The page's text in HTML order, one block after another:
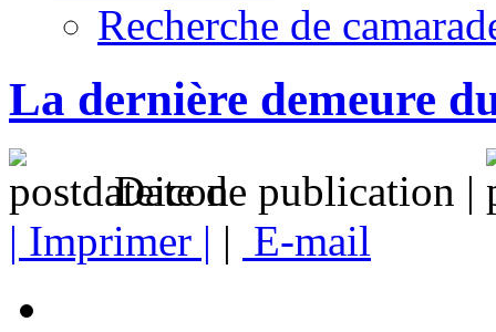
Recherche de
La dernière demeure
Date de publication |
| Imprimer | | E-mail